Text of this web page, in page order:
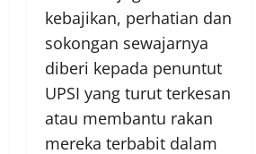
kebajikan, perhatian dan
sokongan sewajarnya
diberi kepada penuntut
UPSI yang turut terkesan
atau membantu rakan
mereka terbabit dalam